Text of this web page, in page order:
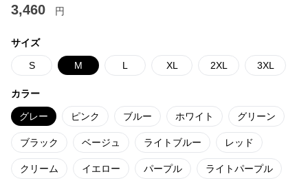
3,460 円
サイズ
S M L XL 2XL 3XL
カラー
グレー ピンク ブルー ホワイト グリーン
ブラック ベージュ ライトブルー レッド
クリーム イエロー パープル ライトパープル